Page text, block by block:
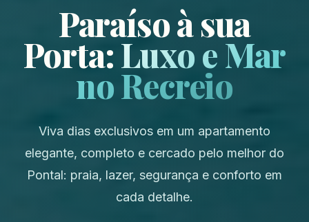
Paraíso à sua
Porta:Luxo e Mar
no Recreio
Viva dias exclusivos em um apartamento
elegante, completo e cercado pelo melhor do
Pontal: praia, lazer, segurança e conforto em
cada detalhe.